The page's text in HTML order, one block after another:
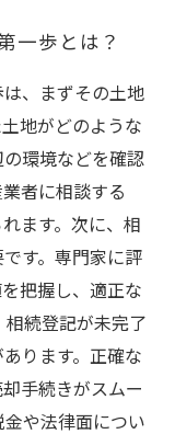
的なステップ
た計画を立て
一歩とは？
、まずその土地
地がどのような
環境などを確認
者に相談する
ます。次に、相
す。専門家に評
把握し、適正な
相続登記が未完了
ります。正確な
手続きがスムー
や法律面につい